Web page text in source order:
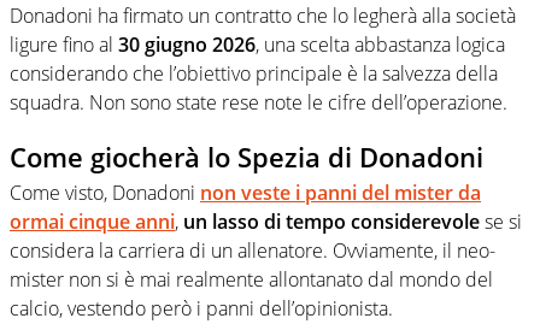
Donadoni ha firmato un contratto che lo legherà alla società
ligure fino al 30 giugno 2026, una scelta abbastanza logica
considerando che l’obiettivo principale è la salvezza della
squadra. Non sono state rese note le cifre dell’operazione.
Come giocherà lo Spezia di Donadoni
Come visto, Donadoni non veste i panni del mister da
ormai cinque anni, un lasso di tempo considerevolese si
considera la carriera di un allenatore. Ovviamente, il neo-
mister non si è mai realmente allontanato dal mondo del
calcio, vestendo però i panni dell’opinionista.